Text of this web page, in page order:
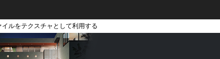
ルをテクスチャとして利用する